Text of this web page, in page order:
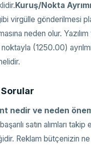
Kuruş/Nokta
virgülle gönderilmesi
neden olur. Yazılım
(1250.00)
Sorular
nedir ve neden
satın alımları
Reklam bütçenizin